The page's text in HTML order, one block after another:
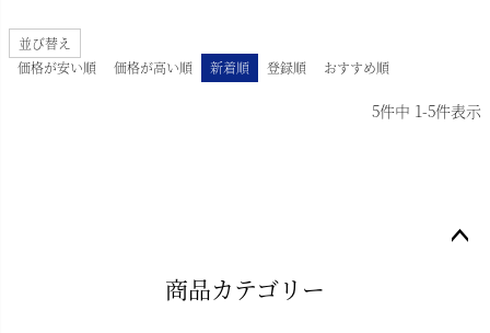
並び替え
価格が安い順
価格が高い順 新着順 登録順 おすすめ順
5件中 1-5件表示
商品カテゴリー